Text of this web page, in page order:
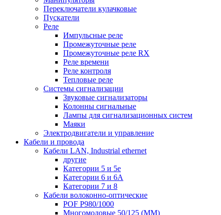
Переключатели кулачковые
Пускатели
Реле
Импульсные реле
Промежуточные реле
Промежуточные реле RX
Реле времени
Реле контроля
Тепловые реле
Системы сигнализации
Звуковые сигнализаторы
Колонны сигнальные
Лампы для сигнализационных систем
Маяки
Электродвигатели и управление
Кабели и провода
Кабели LAN, Industrial ethernet
другие
Категории 5 и 5е
Категории 6 и 6A
Категории 7 и 8
Кабели волоконно-оптические
POF P980/1000
Многомодовые 50/125 (ММ)